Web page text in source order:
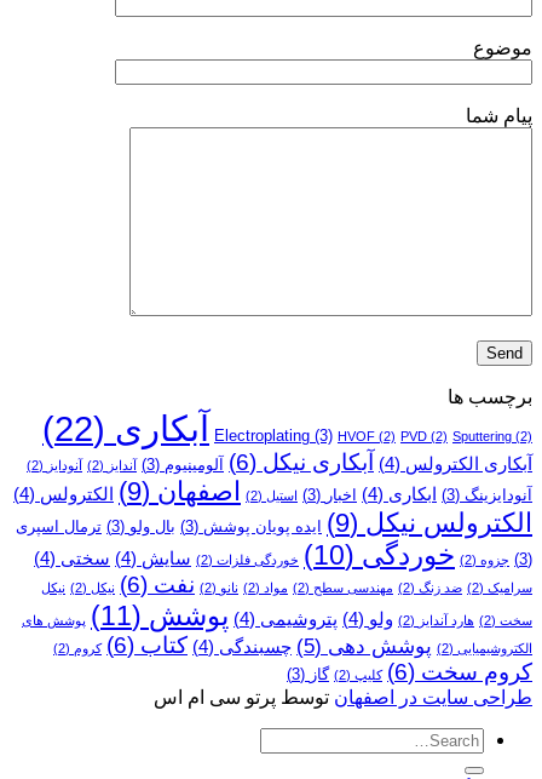
موضوع
پیام شما
برچسب ها
Electroplating (3) HVOF (2) PVD (2) Sputtering (2) آبکاری (22)
آبکاری الکترولس (4) آبکاری نیکل (6) آلومینیوم (3) آندایز (2) آنودایز (2)
آنودایزینگ (3) ابکاری (4) اخبار (3) استیل (2) اصفهان (9) الکترولس (4)
الکترولس نیکل (9) ایده پویان پوشش (3) بال ولو (3)
ترمال اسپری
(3)
جزوه (2) خوردگی (10) خوردگی فلزات (2) سایش (4) سختی (4)
سرامیک (2) ضد زنگ (2) مهندسی سطح (2) مواد (2) نانو (2) نفت (6) نیکل (2) نیکل
سخت (2) هارد آندایز (2) ولو (4) پتروشیمی (4) پوشش (11)
پوشش­ های
الکتروشیمیایی (2) پوشش دهی (5) چسبندگی (4) کتاب (6) کروم (2)
کروم سخت (6) کلیپ (2) گاز (3)
طراحی سایت در اصفهان توسط پرتو سی ام اس